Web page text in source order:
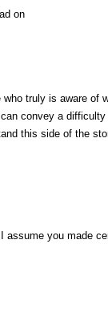
on
truly is aware of
convey a
this side of the
assume you made